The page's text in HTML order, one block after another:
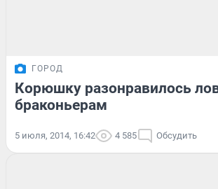
ГОРОД
Корюшку разонравилось
браконьерам
5 июля, 2014, 16:42 4 585 Обсудить